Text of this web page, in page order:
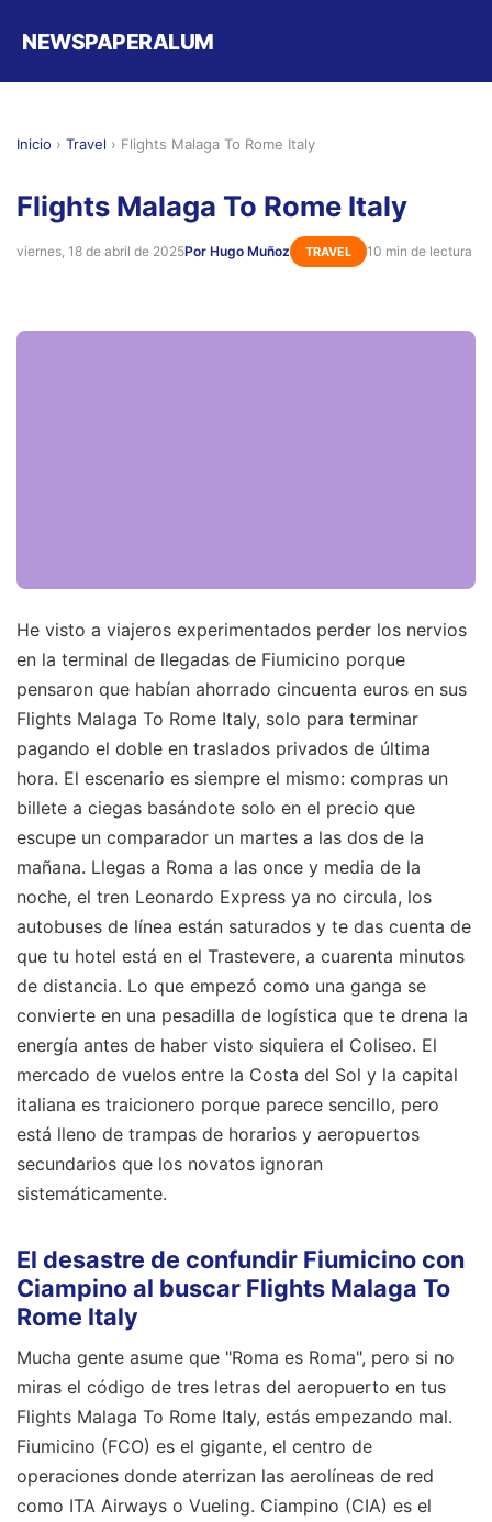
NEWSPAPERALUM
Inicio › Travel › Flights Malaga To Rome Italy
Flights Malaga To Rome Italy
viernes, 18 de abril de 2025Por Hugo Muñoz TRAVEL 10 min de lectura
He visto a viajeros experimentados perder los nervios
en la terminal de llegadas de Fiumicino porque
pensaron que habían ahorrado cincuenta euros en sus
Flights Malaga To Rome Italy, solo para terminar
pagando el doble en traslados privados de última
hora. El escenario es siempre el mismo: compras un
billete a ciegas basándote solo en el precio que
escupe un comparador un martes a las dos de la
mañana. Llegas a Roma a las once y media de la
noche, el tren Leonardo Express ya no circula, los
autobuses de línea están saturados y te das cuenta de
que tu hotel está en el Trastevere, a cuarenta minutos
de distancia. Lo que empezó como una ganga se
convierte en una pesadilla de logística que te drena la
energía antes de haber visto siquiera el Coliseo. El
mercado de vuelos entre la Costa del Sol y la capital
italiana es traicionero porque parece sencillo, pero
está lleno de trampas de horarios y aeropuertos
secundarios que los novatos ignoran
sistemáticamente.
El desastre de confundir Fiumicino con
Ciampino al buscar Flights Malaga To
Rome Italy
Mucha gente asume que "Roma es Roma", pero si no
miras el código de tres letras del aeropuerto en tus
Flights Malaga To Rome Italy, estás empezando mal.
Fiumicino (FCO) es el gigante, el centro de
operaciones donde aterrizan las aerolíneas de red
como ITA Airways o Vueling. Ciampino (CIA) es el